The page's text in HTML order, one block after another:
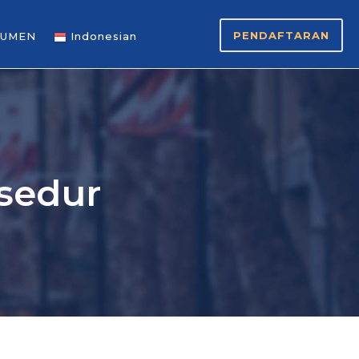
Indonesian PENDAFTARAN